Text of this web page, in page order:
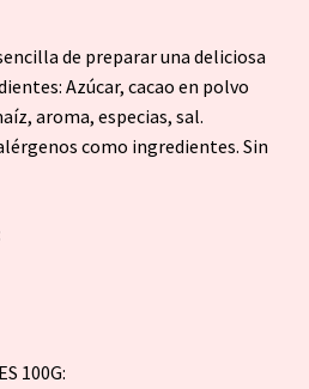
de preparar una deliciosa
Azúcar, cacao en polvo
aroma, especias, sal.
como ingredientes. Sin
100G: